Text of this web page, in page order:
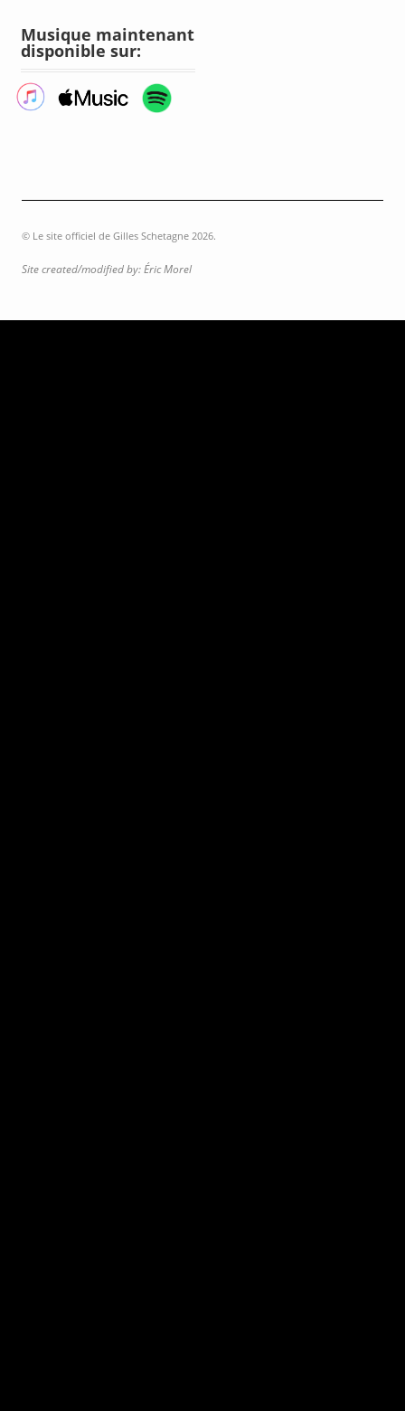
Musique maintenant
disponible sur:
© Le site officiel de Gilles Schetagne 2026.
Site created/modified by: Éric Morel